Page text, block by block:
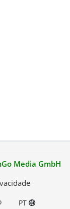
Media GmbH
PT